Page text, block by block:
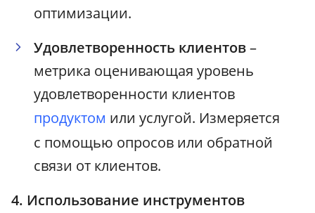
оптимизации.
Удовлетворенность клиентов–
метрика оценивающая уровень
удовлетворенности клиентов
продуктом или услугой. Измеряется
с помощью опросов или обратной
связи от клиентов.
4. Использование инструментов